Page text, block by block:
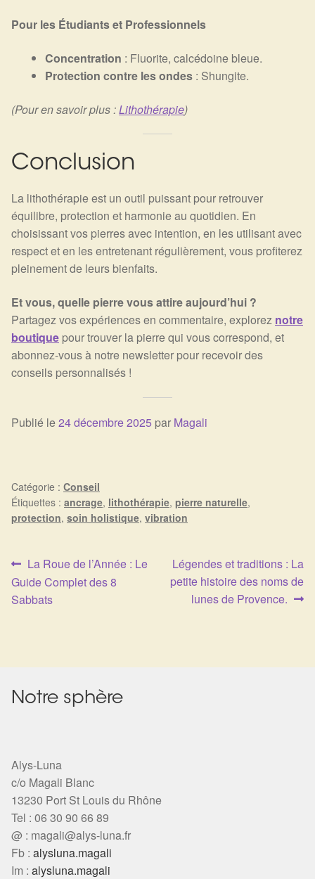
Pour les Étudiants et Professionnels
Concentration : Fluorite, calcédoine bleue.
Protection contre les ondes : Shungite.
(Pour en savoir plus :Lithothérapie)
Conclusion
La lithothérapie est un outil puissant pour retrouver
équilibre, protection et harmonie au quotidien. En
choisissant vos pierres avec intention, en les utilisant avec
respect et en les entretenant régulièrement, vous profiterez
pleinement de leurs bienfaits.
Et vous, quelle pierre vous attire aujourd’hui ?
Partagez vos expériences en commentaire, explorez notre
boutique pour trouver la pierre qui vous correspond, et
abonnez-vous à notre newsletter pour recevoir des
conseils personnalisés !
Publié le24 décembre 2025 par Magali
Catégorie : Conseil
Étiquettes : ancrage, lithothérapie, pierre naturelle,
protection, soin holistique, vibration
Navigation
de
Article
précédent :
La Roue de l’Année : Le
Guide Complet des 8
Sabbats
Article
suivant :
Légendes et traditions : La
petite histoire des noms de
lunes de Provence.
Notre sphère
Alys-Luna
c/o Magali Blanc
13230 Port St Louis du Rhône
Tel : 06 30 90 66 89
@ : magali@alys-luna.fr
Fb : alysluna.magali
Im : alysluna.magali